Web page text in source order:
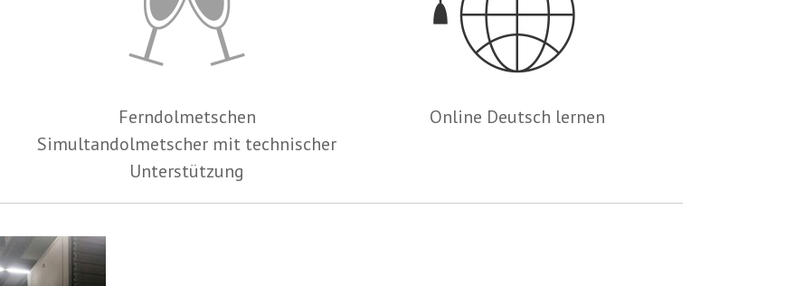
Ferndolmetschen
Simultandolmetscher mit technischer
Unterstützung
Online Deutsch lernen